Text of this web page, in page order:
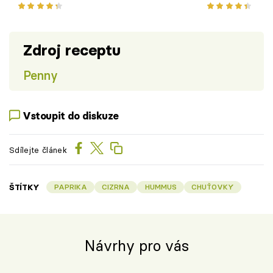
Zdroj receptu
Penny
Vstoupit do diskuze
Sdílejte článek
ŠTÍTKY PAPRIKA CIZRNA HUMMUS CHUŤOVKY
Návrhy pro vás